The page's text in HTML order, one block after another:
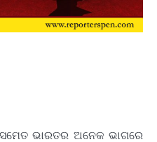
ଭାରତର ଅନେକ ଭାଗରେ